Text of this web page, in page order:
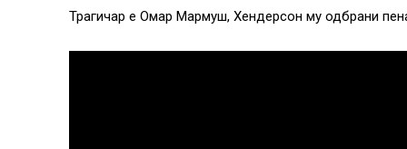
Трагичар е Омар Мармуш, Хендерсон му одбрани